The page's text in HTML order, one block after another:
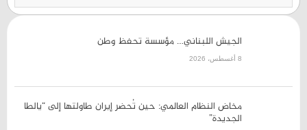
وطن
مخاض النظام العالمي: حين تُحضر
إيران طاولتها إلى “يالطا الجديدة”